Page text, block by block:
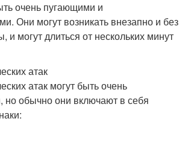
очень пугающими и
Они могут возникать внезапно и без
и могут длиться от нескольких минут
атак
атак могут быть очень
но обычно они включают в себя